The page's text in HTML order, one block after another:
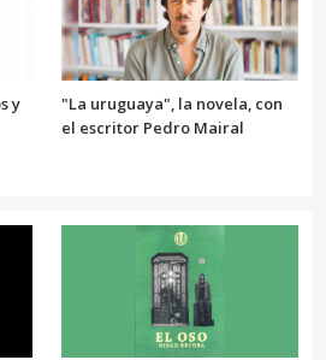
y
"La uruguaya", la novela, con
el escritor Pedro Mairal